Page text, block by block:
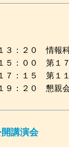
３：２０ 情報
５：００ 第１
７：１５ 第１
９：２０ 懇親
講演会